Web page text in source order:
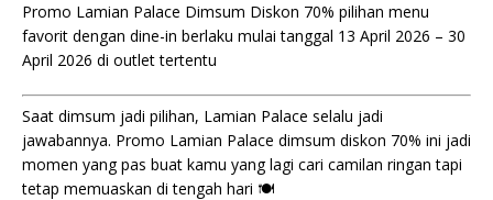
Promo Lamian Palace Dimsum Diskon 70% pilihan menu
favorit dengan dine-in berlaku mulai tanggal 13 April 2026 – 30
April 2026 di outlet tertentu
Saat dimsum jadi pilihan, Lamian Palace selalu jadi
jawabannya. Promo Lamian Palace dimsum diskon 70% ini jadi
momen yang pas buat kamu yang lagi cari camilan ringan tapi
tetap memuaskan di tengah hari 🍽️